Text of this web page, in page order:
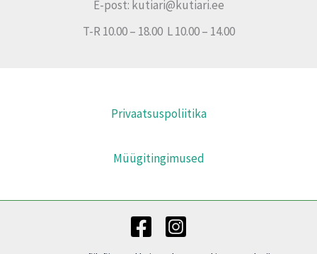
E-post: kutiari@kutiari.ee
T-R 10.00 – 18.00 L 10.00 – 14.00
Privaatsuspoliitika
Müügitingimused